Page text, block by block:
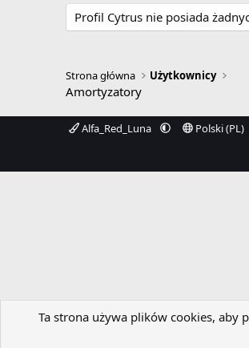
Profil Cytrus nie posiada
Strona główna Użytkownicy
Amortyzatory
Alfa_Red_Luna Polski (PL)
Ta strona używa plików cookies, aby